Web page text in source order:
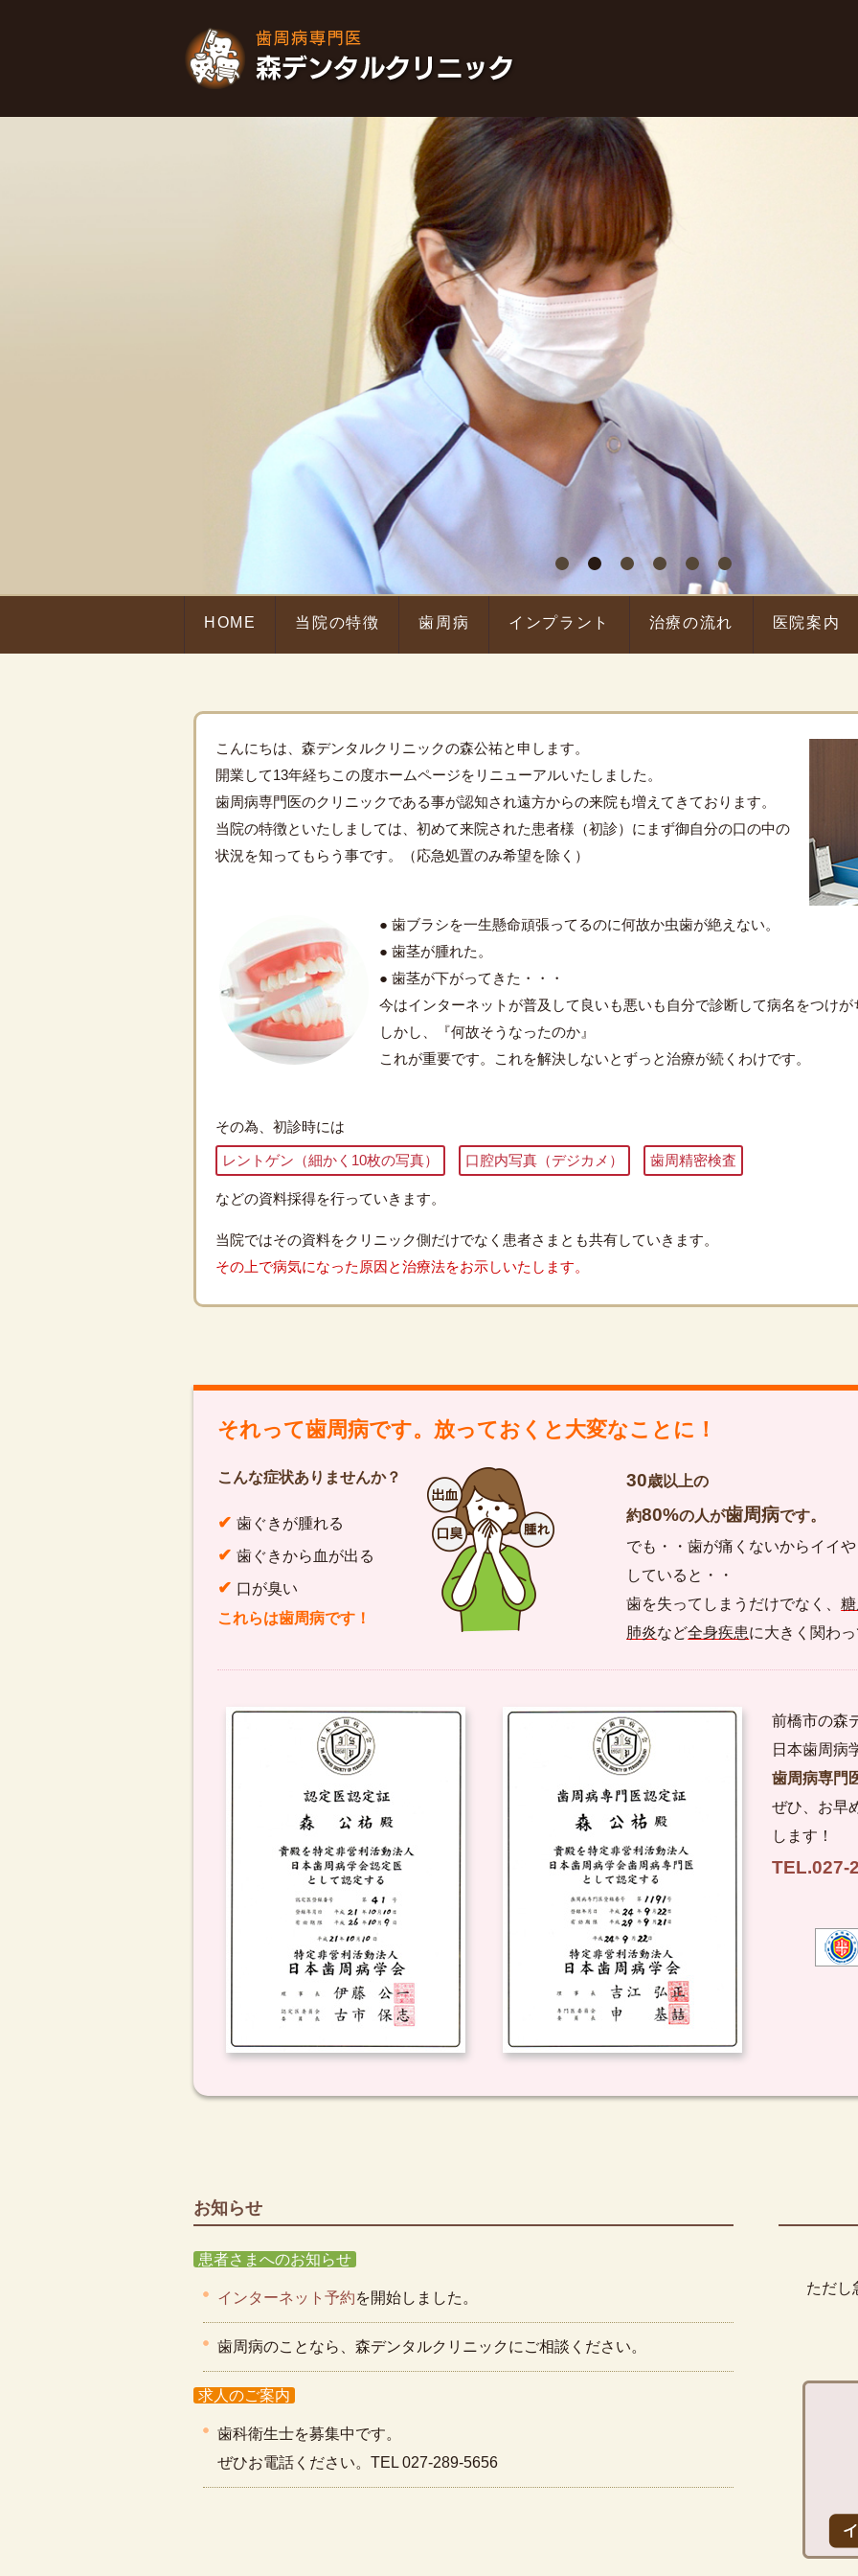
HOME 当院の特徴 歯周病 インプラント 治療の流れ 医院案内
こんにちは、森デンタルクリニックの森公祐と申します。
開業して13年経ちこの度ホームページをリニューアルいたしました。
歯周病専門医のクリニックである事が認知され遠方からの来院も増えてきております。
当院の特徴といたしましては、初めて来院された患者様（初診）にまず御自分の口の中の
状況を知ってもらう事です。（応急処置のみ希望を除く）
● 歯ブラシを一生懸命頑張ってるのに何故か虫歯が絶えない。
● 歯茎が腫れた。
● 歯茎が下がってきた・・・
今はインターネットが普及して良いも悪いも自分で診断して病名をつけが
しかし、『何故そうなったのか』
これが重要です。これを解決しないとずっと治療が続くわけです。
その為、初診時には
レントゲン（細かく10枚の写真） 口腔内写真（デジカメ） 歯周精密検査
などの資料採得を行っていきます。
当院ではその資料をクリニック側だけでなく患者さまとも共有していきます。
その上で病気になった原因と治療法をお示しいたします。
それって歯周病です。放っておくと大変なことに！
こんな症状ありませんか？
✔ 歯ぐきが腫れる
✔ 歯ぐきから血が出る
✔ 口が臭い
これらは歯周病です！
30歳以上の
約80%の人が歯周病です。
でも・・歯が痛くないからイイ
していると・・
歯を失ってしまうだけでなく、
肺炎など全身疾患に大きく関わ
前橋市の森
日本歯周病
歯周病専門
ぜひ、お早
します！
TEL.027-
お知らせ
患者さまへのお知らせ
インターネット予約を開始しました。
歯周病のことなら、森デンタルクリニックにご相談ください。
求人のご案内
歯科衛生士を募集中です。
ぜひお電話ください。TEL 027-289-5656
ただし